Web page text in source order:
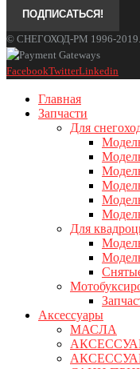
© СНЕГОХОД-РМ 1996-2019.
FacebookTwitterLinkedin
Главная
Запчасти
Для
Для
Аксессуары
МАСЛА